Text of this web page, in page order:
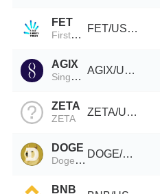
FET
FirstEnergy Token
FET/USDT
AGIX
SingularityNET
AGIX/USDT
ZETA
ZETA
ZETA/USDT
DOGE
Doge on Pulsechain
DOGE/USDT
BNB